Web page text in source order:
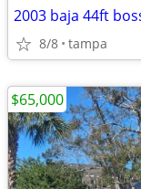
8/8 tampa
$65,000